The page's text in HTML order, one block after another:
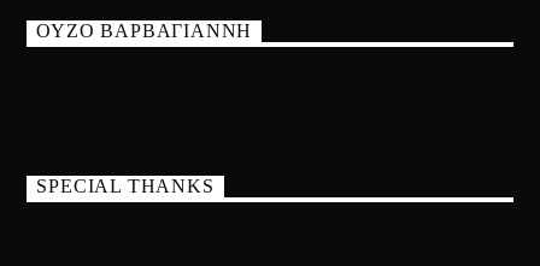
ΟΥΖΟ ΒΑΡΒΑΓΙΑΝΝΗ
SPECIAL THANKS